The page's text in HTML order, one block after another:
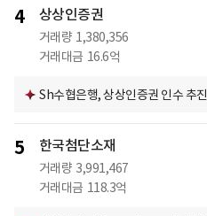
4 상상인증권
거래량 1,380,356
거래대금 16.6억
Sh수협은행, 상상인증권 인수 추진
5 한국첨단소재
거래량 3,991,467
거래대금 118.3억